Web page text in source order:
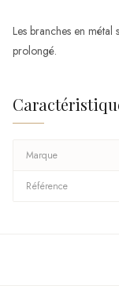
Les branches en
prolongé.
Marque
Référence